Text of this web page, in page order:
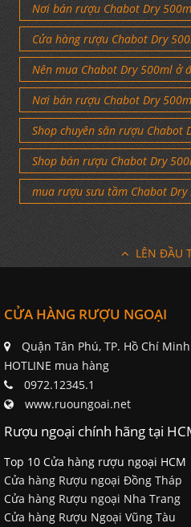
Nơi bán rượu Chabot Dry
Cửa hàng rượu Chabot Dry
Nên mua Chabot Dry 500ml ở
Nơi bán rượu Chabot Dry
Shop chuyên săn rượu Chabot
Shop bán rượu Chabot Dry
mua rượu sưu tầm Chabot Dry
LÊN ĐẦU
CỬA HÀNG RƯỢU NGOẠI
Quận Tân Phú, TP. Hồ Chí Minh
HOTLINE mua hàng
0972.12345.1
www.ruoungoai.net
Rượu ngoại chính hãng tại
Top 10 Cửa hàng rượu ngoại HCM
Cửa hàng Rượu ngoại Đồng Tháp
Cửa hàng Rượu ngoại Nha Trang
Cửa hàng Rượu Ngoại Vũng Tàu